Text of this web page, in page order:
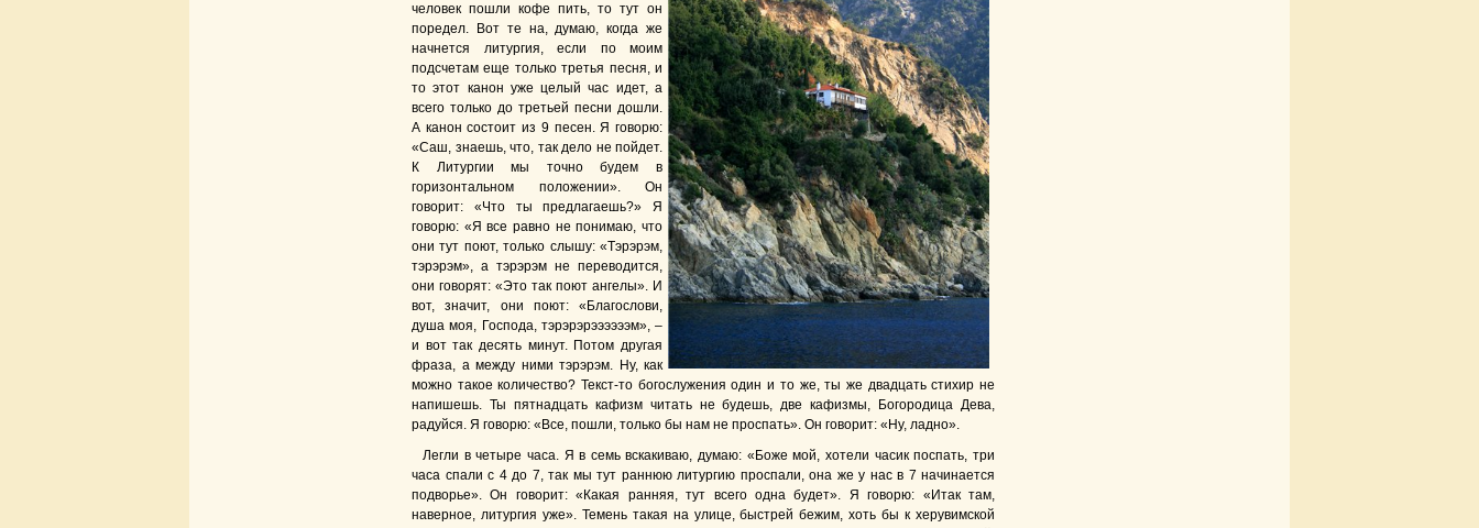
человек пошли кофе пить, то тут он
поредел. Вот те на, думаю, когда же
начнется литургия, если по моим
подсчетам еще только третья песня, и
то этот канон уже целый час идет, а
всего только до третьей песни дошли.
А канон состоит из 9 песен. Я говорю:
«Саш, знаешь, что, так дело не пойдет.
К Литургии мы точно будем в
горизонтальном положении». Он
говорит: «Что ты предлагаешь?» Я
говорю: «Я все равно не понимаю, что
они тут поют, только слышу: «Тэрэрэм,
тэрэрэм», а тэрэрэм не переводится,
они говорят: «Это так поют ангелы». И
вот, значит, они поют: «Благослови,
душа моя, Господа, тэрэрэрээээээм», –
и вот так десять минут. Потом другая
фраза, а между ними тэрэрэм. Ну, как
можно такое количество? Текст-то богослужения один и то же, ты же двадцать стихир не
напишешь. Ты пятнадцать кафизм читать не будешь, две кафизмы, Богородица Дева,
радуйся. Я говорю: «Все, пошли, только бы нам не проспать». Он говорит: «Ну, ладно».
Легли в четыре часа. Я в семь вскакиваю, думаю: «Боже мой, хотели часик поспать, три
часа спали с 4 до 7, так мы тут раннюю литургию проспали, она же у нас в 7 начинается
подворье». Он говорит: «Какая ранняя, тут всего одна будет». Я говорю: «Итак там,
наверное, литургия уже». Темень такая на улице, быстрей бежим, хоть бы к херувимской